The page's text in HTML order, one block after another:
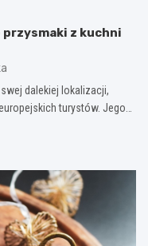
z kuchni
dalekiej lokalizacji,
turystów. Jego…